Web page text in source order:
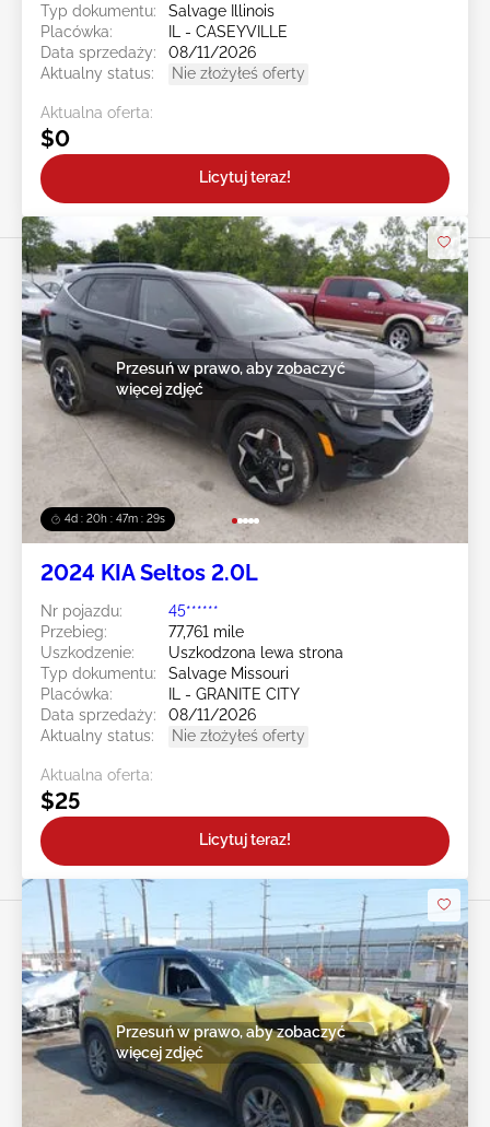
Typ dokumentu:
Salvage Illinois
Placówka:
IL - CASEYVILLE
Data sprzedaży:
08/11/2026
Aktualny status:
Nie złożyłeś oferty
Aktualna oferta:
$0
Licytuj teraz!
4d : 20h : 47m : 27s
Przesuń w prawo, aby zobaczyć
więcej zdjęć
2024 KIA Seltos 2.0L
Nr pojazdu:
45******
Przebieg:
77,761 mile
Uszkodzenie:
Uszkodzona lewa strona
Typ dokumentu:
Salvage Missouri
Placówka:
IL - GRANITE CITY
Data sprzedaży:
08/11/2026
Aktualny status:
Nie złożyłeś oferty
Aktualna oferta:
$25
Licytuj teraz!
Przesuń w prawo, aby zobaczyć
więcej zdjęć